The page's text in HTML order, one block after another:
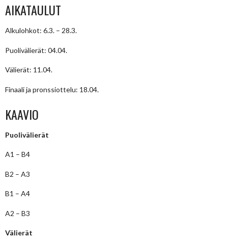
AIKATAULUT
Alkulohkot: 6.3. – 28.3.
Puolivälierät: 04.04.
Välierät: 11.04.
Finaali ja pronssiottelu: 18.04.
KAAVIO
Puolivälierät
A1 – B4
B2 – A3
B1 – A4
A2 – B3
Välierät